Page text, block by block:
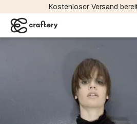
Kostenloser Versand